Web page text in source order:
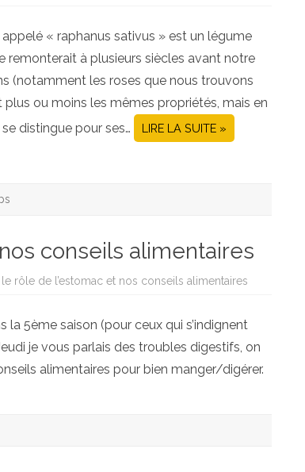
« raphanus sativus » est un légume
remonterait à plusieurs siècles avant notre
(notamment les roses que nous trouvons
ou moins les mêmes propriétés, mais en
distingue pour ses…
LIRE LA SUITE »
conseils alimentaires
rôle de l’estomac et nos conseils alimentaires
5ème saison (pour ceux qui s’indignent
je vous parlais des troubles digestifs, on
alimentaires pour bien manger/digérer.